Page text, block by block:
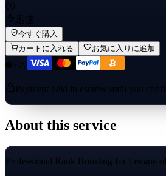
迅速
今すぐ購入
カートに入れる
お気に入りに追加
Payment held in escrow until you
About this service
Professional Rank Boosting for League